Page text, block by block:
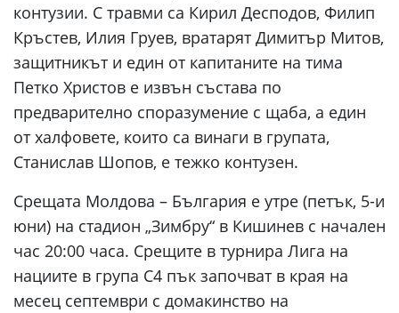
контузии. С травми са Кирил Десподов, Филип
Кръстев, Илия Груев, вратарят Димитър Митов,
защитникът и един от капитаните на тима
Петко Христов е извън състава по
предварително споразумение с щаба, а един
от халфовете, които са винаги в групата,
Станислав Шопов, е тежко контузен.
Срещата Молдова – България е утре (петък, 5-и
юни) на стадион „Зимбру“ в Кишинев с начален
час 20:00 часа. Срещите в турнира Лига на
нациите в група С4 пък започват в края на
месец септември с домакинство на